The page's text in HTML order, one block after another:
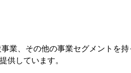
業、その他の事業セグメントを
供しています。